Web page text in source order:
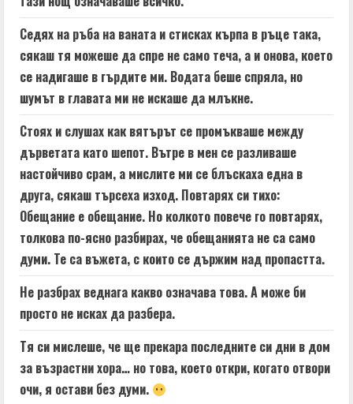
Седях на ръба на ваната и стисках кърпа в ръце така,
сякаш тя можеше да спре не само теча, а и онова, което
се надигаше в гърдите ми. Водата беше спряла, но
шумът в главата ми не искаше да млъкне.
Стоях и слушах как вятърът се промъкваше между
дърветата като шепот. Вътре в мен се разливаше
настойчиво срам, а мислите ми се блъскаха една в
друга, сякаш търсеха изход. Повтарях си тихо:
Обещание е обещание. Но колкото повече го повтарях,
толкова по-ясно разбирах, че обещанията не са само
думи. Те са въжета, с които се държим над пропастта.
Не разбрах веднага какво означава това. А може би
просто не исках да разбера.
Тя си мислеше, че ще прекара последните си дни в дом
за възрастни хора… но това, което откри, когато отвори
очи, я остави без думи.